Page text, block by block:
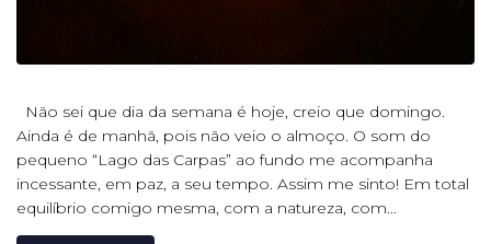
Não sei que dia da semana é hoje, creio que domingo.
Ainda é de manhã, pois não veio o almoço. O som do
pequeno “Lago das Carpas” ao fundo me acompanha
incessante, em paz, a seu tempo. Assim me sinto! Em total
equilíbrio comigo mesma, com a natureza, com...